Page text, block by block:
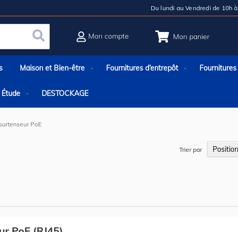
Du lundi au Vendredi de 10h
Mon panier
Rechercher
Mon compte
Maison et Bien-être Fournitures d’entrepôt
DESTOCKAGE
PoE
Trier par